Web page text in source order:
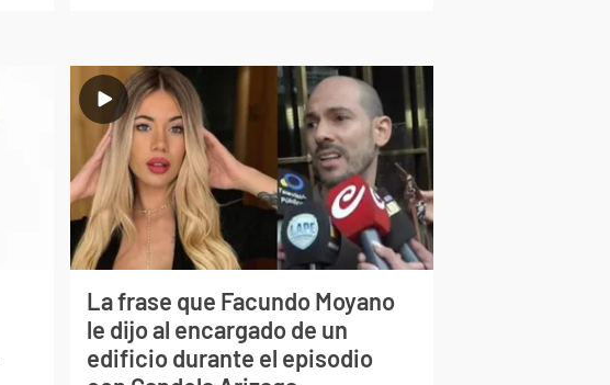
La frase que Facundo Moyano
le dijo al encargado de un
edificio durante el episodio